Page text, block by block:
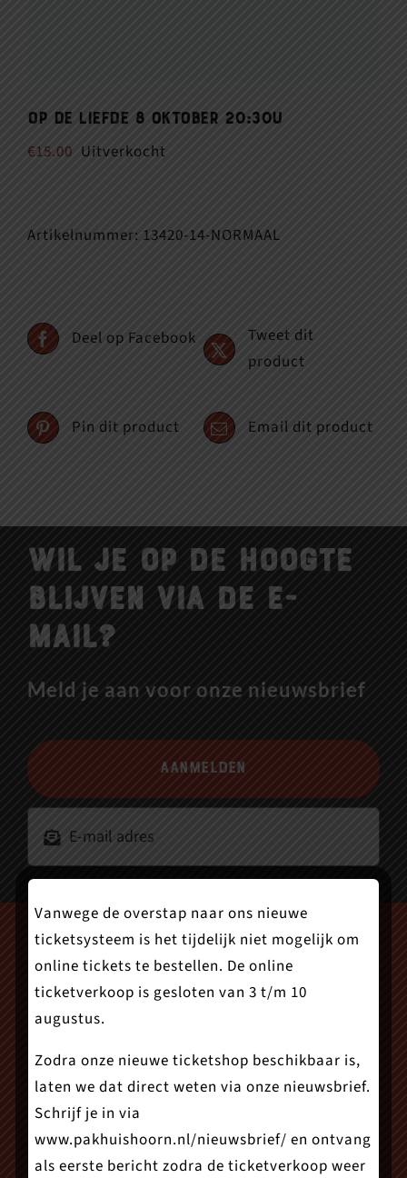
Op de Liefde 8 oktober 20:30u
€15.00 Uitverkocht
Artikelnummer: 13420-14-NORMAAL
Deel op Facebook
Tweet dit
product
Pin dit product Email dit product
Wil je op de hoogte
blijven via de e-
mail?
Meld je aan voor onze nieuwsbrief
Aanmelden
Vanwege de overstap naar ons nieuwe
ticketsysteem is het tijdelijk niet mogelijk om
online tickets te bestellen. De online
ticketverkoop is gesloten van 3 t/m 10
augustus.
Zodra onze nieuwe ticketshop beschikbaar is,
laten we dat direct weten via onze nieuwsbrief.
Schrijf je in via
www.pakhuishoorn.nl/nieuwsbrief/ en ontvang
als eerste bericht zodra de ticketverkoop weer